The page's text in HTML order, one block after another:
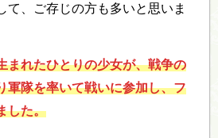
て、ご存じの方も多いと思いま
まれたひとりの少女が、戦争の
軍隊を率いて戦いに参加し、フ
した。